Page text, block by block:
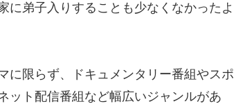
に弟子入りすることも少なくなかったよ
限らず、ドキュメンタリー番組やスポ
ット配信番組など幅広いジャンルがあ